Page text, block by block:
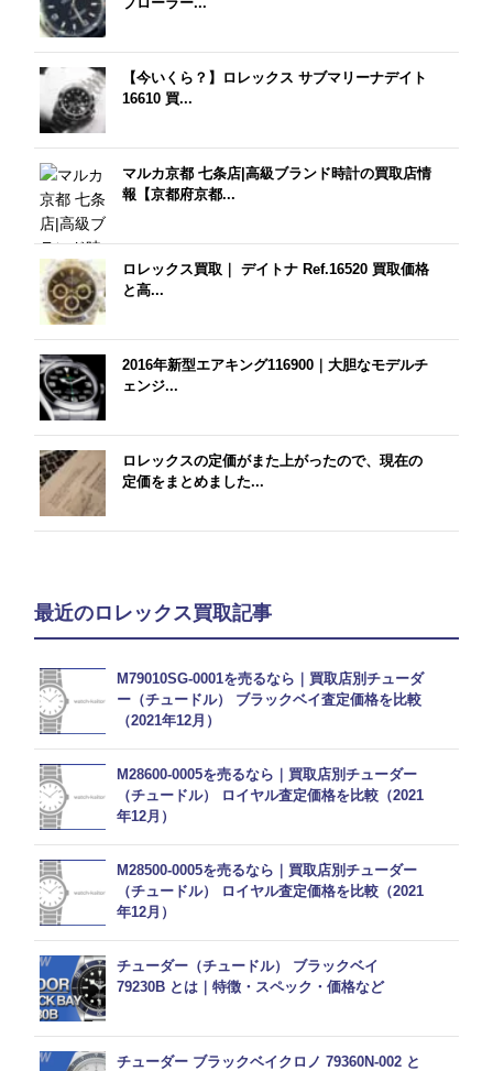
【今いくら？】ロレックス サブマリーナデイト
16610 買...
マルカ京都 七条店|高級ブランド時計の買取店情
報【京都府京都...
ロレックス買取｜ デイトナ Ref.16520 買取価格
と高...
2016年新型エアキング116900｜大胆なモデルチ
ェンジ...
ロレックスの定価がまた上がったので、現在の
定価をまとめました...
最近のロレックス買取記事
M79010SG-0001を売るなら｜買取店別チューダ
ー（チュードル） ブラックベイ査定価格を比較
（2021年12月）
M28600-0005を売るなら｜買取店別チューダー
（チュードル） ロイヤル査定価格を比較（2021
年12月）
M28500-0005を売るなら｜買取店別チューダー
（チュードル） ロイヤル査定価格を比較（2021
年12月）
チューダー（チュードル） ブラックベイ
79230B とは｜特徴・スペック・価格など
チューダー ブラックベイクロノ 79360N-002 と